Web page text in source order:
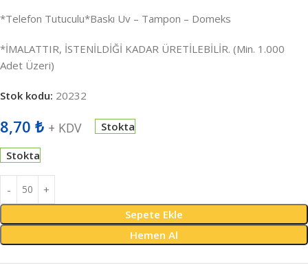
*Telefon Tutuculu*Baskı Uv – Tampon – Domeks
*İMALATTIR, İSTENİLDİĞİ KADAR ÜRETİLEBİLİR. (Min. 1.000
Adet Üzeri)
Stok kodu: 20232
8,70 ₺ + KDV Stokta
Stokta
Sepete Ekle
Hemen Al